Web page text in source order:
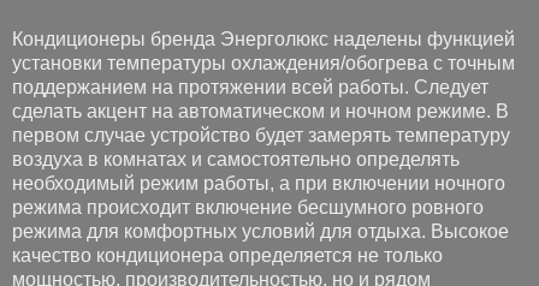
Кондиционеры бренда Энерголюкс наделены функцией
установки температуры охлаждения/обогрева с точным
поддержанием на протяжении всей работы. Следует
сделать акцент на автоматическом и ночном режиме. В
первом случае устройство будет замерять температуру
воздуха в комнатах и самостоятельно определять
необходимый режим работы, а при включении ночного
режима происходит включение бесшумного ровного
режима для комфортных условий для отдыха. Высокое
качество кондиционера определяется не только
мощностью, производительностью, но и рядом